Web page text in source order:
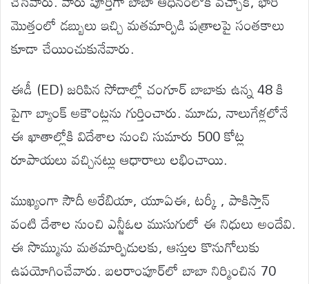
మొత్తంలో డబ్బులు ఇచ్చి మతమార్పిడి పత్రాలపై సంతకాలు
కూడా చేయించుకునేవారు.
ఈడీ (ED) జరిపిన సోదాల్లో చంగూర్ బాబాకు ఉన్న 48 కి
పైగా బ్యాంక్ అకౌంట్లను గుర్తించారు. మూడు, నాలుగేళ్లలోనే
ఈ ఖాతాల్లోకి విదేశాల నుంచి సుమారు 500 కోట్ల
రూపాయలు వచ్చినట్లు ఆధారాలు లభించాయి.
ముఖ్యంగా సౌదీ అరేబియా, యూఏఈ, టర్కీ , పాకిస్తాన్
వంటి దేశాల నుంచి ఎన్జీఓల ముసుగులో ఈ నిధులు అందేవి.
ఈ సొమ్మును మతమార్పిడులకు, ఆస్తుల కొనుగోలుకు
ఉపయోగించేవారు. బలరాంపూర్‌లో బాబా నిర్మించిన 70